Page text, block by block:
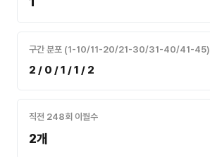
구간 분포 (1-10/11-20/21-30/31-40/41-45)
2 / 0 / 1 / 1 / 2
직전 248회 이월수
2개